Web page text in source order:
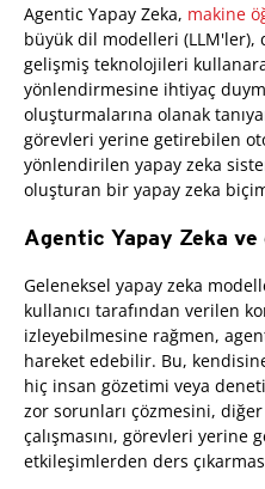
Agentic Yapay Zeka, makine
büyük dil modelleri (LLM'ler),
gelişmiş teknolojileri
yönlendirmesine ihtiyaç
oluşturmalarına olanak
görevleri yerine getirebilen
yönlendirilen yapay zeka
oluşturan bir yapay zeka
Agentic Yapay Zeka ve
Geleneksel yapay zeka
kullanıcı tarafından verilen
izleyebilmesine rağmen,
hareket edebilir. Bu,
hiç insan gözetimi veya
zor sorunları çözmesini,
çalışmasını, görevleri yerine
etkileşimlerden ders